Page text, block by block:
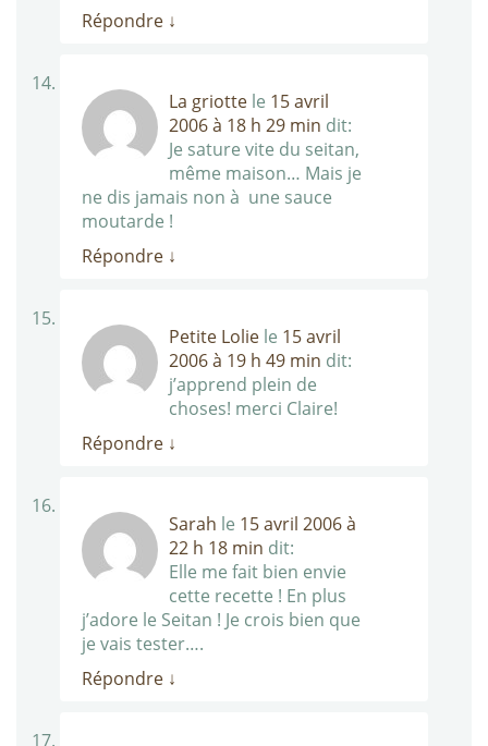
Répondre ↓
La griotte le 15 avril
2006 à 18 h 29 min dit:
Je sature vite du seitan,
même maison… Mais je
ne dis jamais non à une sauce
moutarde !
Répondre ↓
Petite Lolie le 15 avril
2006 à 19 h 49 min dit:
j’apprend plein de
choses! merci Claire!
Répondre ↓
Sarah le 15 avril 2006 à
22 h 18 min dit:
Elle me fait bien envie
cette recette ! En plus
j’adore le Seitan ! Je crois bien que
je vais tester….
Répondre ↓